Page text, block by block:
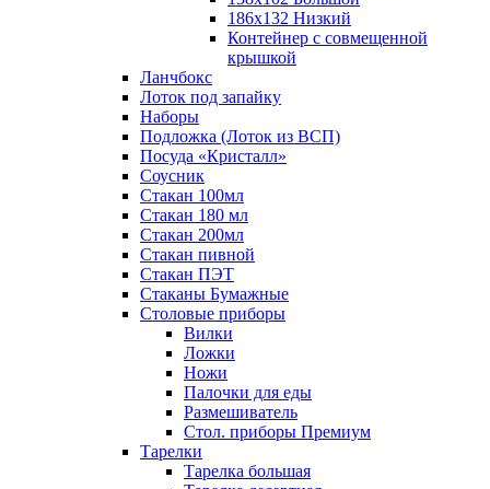
186х132 Низкий
Контейнер с совмещенной
крышкой
Ланчбокс
Лоток под запайку
Наборы
Подложка (Лоток из ВСП)
Посуда «Кристалл»
Соусник
Стакан 100мл
Стакан 180 мл
Стакан 200мл
Стакан пивной
Стакан ПЭТ
Стаканы Бумажные
Столовые приборы
Вилки
Ложки
Ножи
Палочки для еды
Размешиватель
Стол. приборы Премиум
Тарелки
Тарелка большая